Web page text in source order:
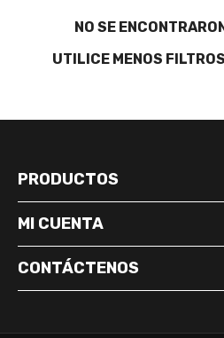
NO SE
UTILICE MENOS
PRODUCTOS
MI CUENTA
CONTÁCTENOS